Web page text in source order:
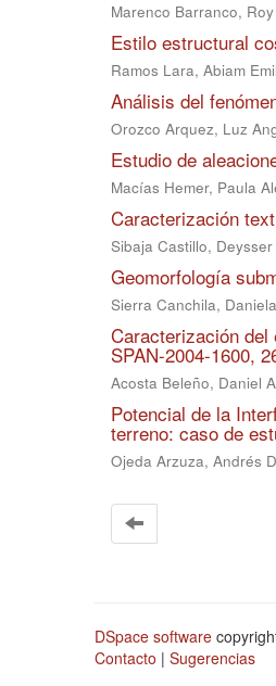
Marenco Barranco,
Estilo estructural
Ramos Lara, Abiam
Análisis del
Orozco Arquez, Luz
Estudio de
Macías Hemer, Paula
Caracterización
Sibaja Castillo,
Geomorfología
Sierra Canchila, Daniela
Caracterización
SPAN-2004-1600,
Acosta Beleño, Daniel
Potencial de la
terreno: caso de
Ojeda Arzuza, Andrés
DSpace software
Contacto | Sugerencias